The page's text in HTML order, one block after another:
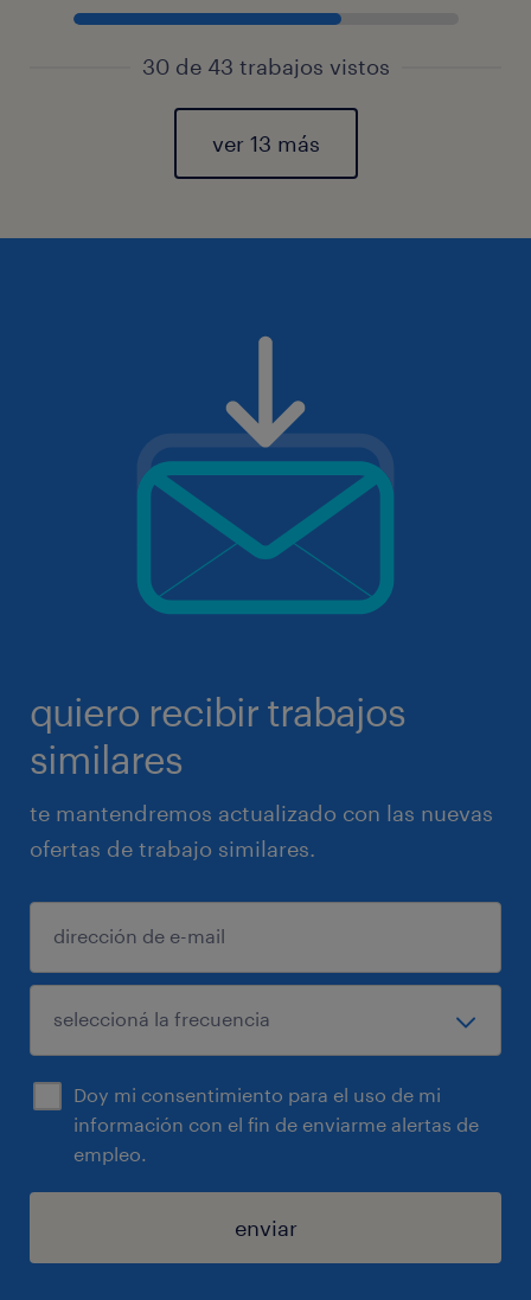
30 de 43 trabajos vistos
ver 13 más
quiero recibir trabajos
similares
te mantendremos actualizado con las nuevas
ofertas de trabajo similares.
Doy mi consentimiento para el uso de mi
información con el fin de enviarme alertas de
empleo.
enviar